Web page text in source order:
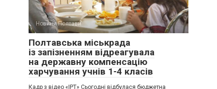
Новини Полтави
Полтавська міськрада
із запізненням відреагувала
на державну компенсацію
харчування учнів 1-4 класів
Кадр з відео «ІРТ» Сьогодні відбулася бюджетна